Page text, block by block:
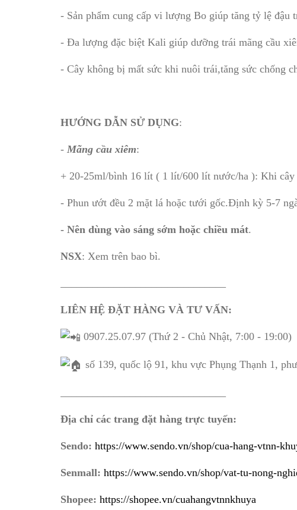
- Sản phẩm cung cấp vi lượng Bo giúp tăng tỷ lệ đậu
- Đa lượng đặc biệt Kali giúp dưỡng trái mãng cầu
- Cây không bị mất sức khi nuôi trái,tăng sức chống
HƯỚNG DẪN SỬ DỤNG:
- Mãng cầu xiêm:
+ 20-25ml/bình 16 lít ( 1 lít/600 lít nước/ha ): Khi cây
- Phun ướt đều 2 mặt lá hoặc tưới gốc.Định kỳ 5-7
- Nên dùng vào sáng sớm hoặc chiều mát.
NSX: Xem trên bao bì.
LIÊN HỆ ĐẶT HÀNG VÀ TƯ VẤN:
0907.25.07.97 (Thứ 2 - Chủ Nhật, 7:00 - 19:00)
số 139, quốc lộ 91, khu vực Phụng Thạnh 1,
Địa chỉ các trang đặt hàng trực tuyến:
Sendo: https://www.sendo.vn/shop/cua-hang-vtnn-
Senmall: https://www.sendo.vn/shop/vat-tu-nong-
Shopee: https://shopee.vn/cuahangvtnnkhuya